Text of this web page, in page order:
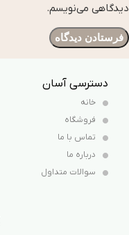
دیدگاهی می‌نویسم.
دسترسی آسان
خانه
فروشگاه
تماس با ما
درباره ما
سوالات متداول